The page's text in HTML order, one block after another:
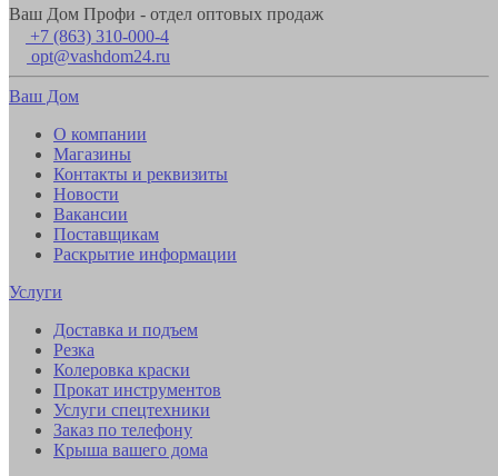
Ваш Дом Профи - отдел оптовых продаж
+7 (863) 310-000-4
opt@vashdom24.ru
Ваш Дом
О компании
Магазины
Контакты и реквизиты
Новости
Вакансии
Поставщикам
Раскрытие информации
Услуги
Доставка и подъем
Резка
Колеровка краски
Прокат инструментов
Услуги спецтехники
Заказ по телефону
Крыша вашего дома